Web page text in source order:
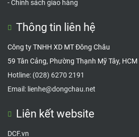
-Chính sách giao hàng
Thông tin liên hệ
Công ty TNHH XD MT Đông Châu
59 Tân Cảng, Phường Thạnh Mỹ Tây, HCM
Hotline: (028) 6270 2191
Email: lienhe@dongchau.net
Liên kết website
DCF.vn